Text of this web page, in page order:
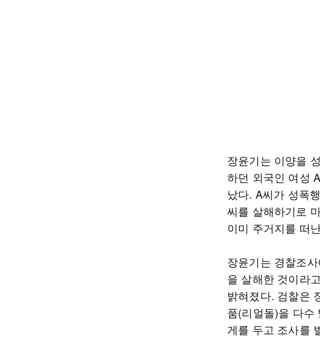
장윤기는 이양을
하던 외국인 여성
났다. A씨가 성폭
씨를 살해하기로
이미 주거지를 떠
장윤기는 경찰조
을 살해한 것이라
밝혀졌다. 검찰은
품(리얼돌)을 다수
게를 두고 조사를